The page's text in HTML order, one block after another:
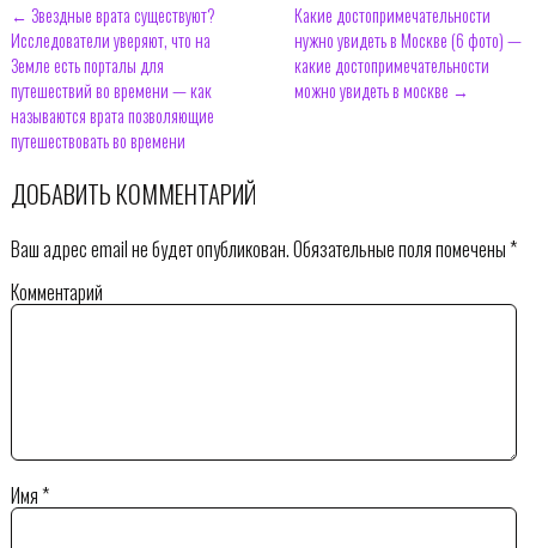
← Звездные врата существуют?
Исследователи уверяют, что на
Земле есть порталы для
путешествий во времени — как
называются врата позволяющие
путешествовать во времени
Какие достопримечательности
нужно увидеть в Москве (6 фото) —
какие достопримечательности
можно увидеть в москве →
ДОБАВИТЬ КОММЕНТАРИЙ
Ваш адрес email не будет опубликован.Обязательные поля помечены*
Комментарий
Имя*